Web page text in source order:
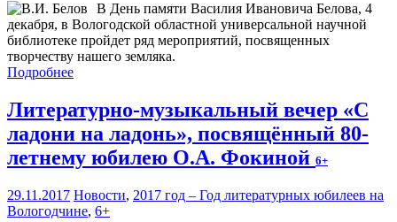
В День памяти Василия Ивановича Белова, 4
декабря, в Вологодской областной универсальной научной
библиотеке пройдет ряд мероприятий, посвященных
творчеству нашего земляка.
Подробнее
Литературно-музыкальный вечер «С
ладони на ладонь», посвящённый 80-
летнему юбилею О.А. Фокиной 6+
29.11.2017 Новости, 2017 год – Год литературных юбилеев на
Вологодчине, 6+